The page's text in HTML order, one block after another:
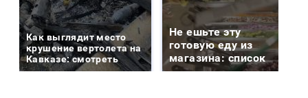
Как выглядит место
крушение вертолета на
Кавказе: смотреть
Не ешьте эту
готовую еду из
магазина: список